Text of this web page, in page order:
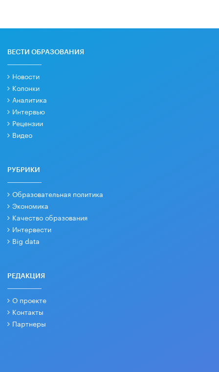
ВЕСТИ ОБРАЗОВАНИЯ
Новости
Колонки
Аналитика
Интервью
Рецензии
Видео
РУБРИКИ
Образовательная политика
Экономика
Качество образования
Интервести
Big data
РЕДАКЦИЯ
О проекте
Контакты
Партнеры